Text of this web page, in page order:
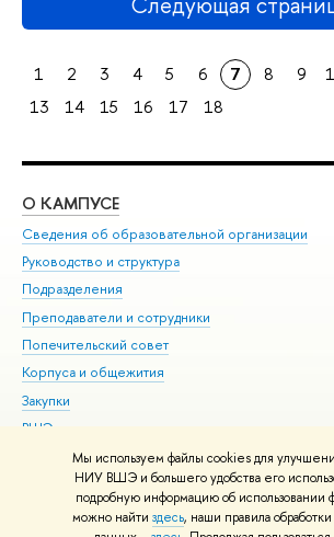
Мы используем файлы cookies для
НИУ ВШЭ и большего удобства его
подробную информацию об использовании
можно найти здесь, наши правила
1 2 3 4 5 6 7 8 9
13
14 15 16 17 18
О КАМПУСЕ
Сведения об образовательной организации
Руководство и структура
Подразделения
Преподаватели и сотрудники
Попечительский совет
Корпуса и общежития
Закупки
ВШЭ для студентов с ограниченными
здоровья и инвалидностью
Версия для слабовидящих
Единая платежная страница